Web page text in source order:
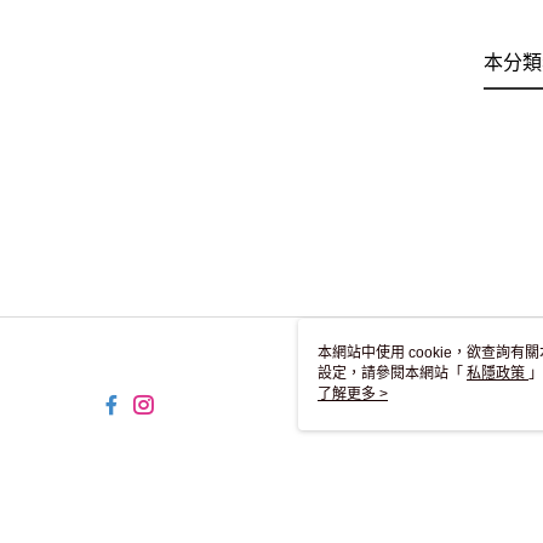
本分
本網站中使用 cookie，欲查詢有
設定，請參閱本網站「 私隱政策
用 cookie。
了解更多 >